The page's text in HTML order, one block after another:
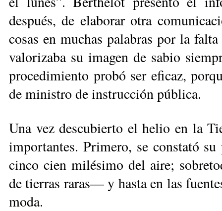
después, de elaborar otra
cosas en muchas palabras por la
valorizaba su imagen de sabio
procedimiento probó ser eficaz,
de ministro de instrucción pública.
Una vez descubierto el helio en la
importantes. Primero, se constató
cinco cien milésimo del aire;
de tierras raras— y hasta en las
moda.